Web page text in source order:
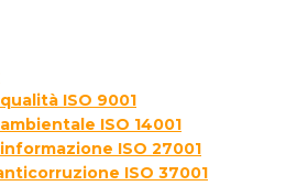
ISO 9001
ISO 14001
ISO 27001
ISO 37001